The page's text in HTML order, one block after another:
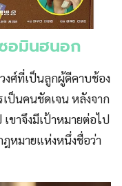
อมินฮนอก
งศ์ที่เป็นลูกผู้ดีคาบช้อง
เป็นคนชัดเจน หลังจาก
ขาจึงมีเป้าหมายต่อไป
หมายแห่งหนึ่งชื่อว่า